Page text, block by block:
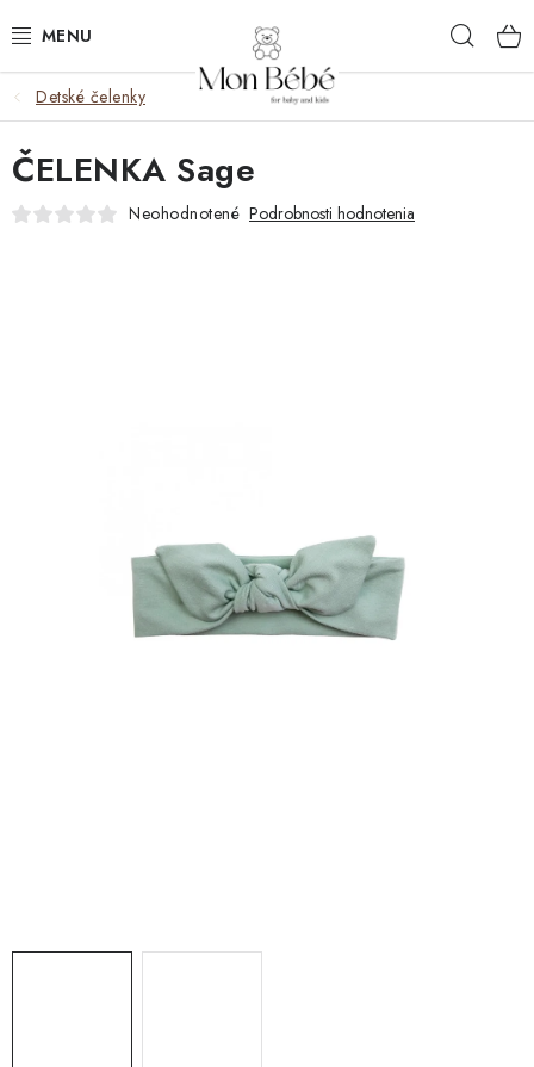
na
ZĽAVY
OBLEČENIE
VÝBAVA
Všeobecné obchodné podmienky
Podmienky ochrany osobných údajov a poučenie o cookies
Detské čelenky
ČELENKA Sage
Neohodnotené Podrobnosti hodnotenia